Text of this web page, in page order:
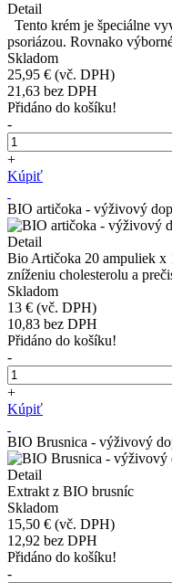
Detail
Tento krém je špeciálne
psoriázou. Rovnako
Skladom
25,95 € (vč. DPH)
21,63 bez DPH
Přidáno do košíku!
-
+
Kúpiť
BIO artičoka - výživový
Detail
Bio Artičoka 20 ampuliek
zníženiu cholesterolu a
Skladom
13 € (vč. DPH)
10,83 bez DPH
Přidáno do košíku!
-
+
Kúpiť
BIO Brusnica - výživový
Detail
Extrakt z BIO brusníc
Skladom
15,50 € (vč. DPH)
12,92 bez DPH
Přidáno do košíku!
-